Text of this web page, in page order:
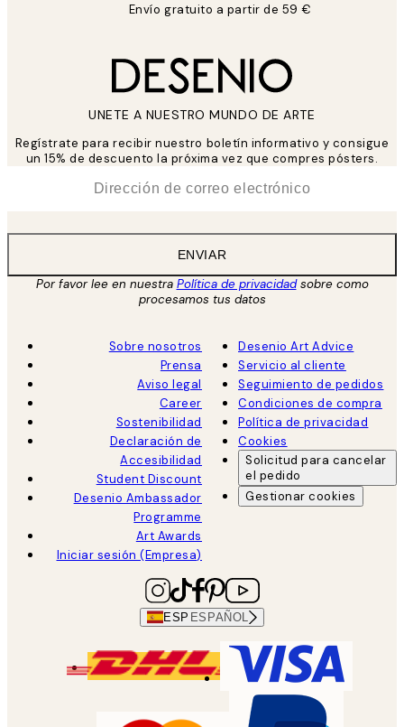
Envío gratuito a partir de 59 €
UNETE A NUESTRO MUNDO DE ARTE
Regístrate para recibir nuestro boletín informativo y consigue
un 15% de descuento la próxima vez que compres pósters.
ENVIAR
Por favor lee en nuestra Política de privacidadsobre como
procesamos tus datos
Sobre nosotros
Prensa
Aviso legal
Career
Sostenibilidad
Declaración de
Accesibilidad
Student Discount
Desenio Ambassador
Programme
Art Awards
Iniciar sesión (Empresa)
Desenio Art Advice
Servicio al cliente
Seguimiento de pedidos
Condiciones de compra
Política de privacidad
Cookies
Solicitud para cancelar
el pedido
Gestionar cookies
ESP ESPAÑOL